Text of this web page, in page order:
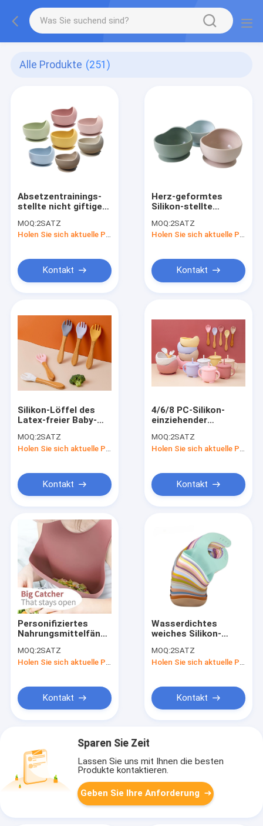
Alle Produkte (251)
Absetzentrainings-
stellte nicht giftige
Schüssel BPA frei ein
MOQ:2SATZ
Holen Sie sich aktuelle Preis
Kontakt
Herz-geformtes
Silikon-stellte
gesetzte Silikon-
Baby-Schüssel 2-4
MOQ:2SATZ
Holen Sie sich aktuelle Preis
Kontakt
Silikon-Löffel des
Latex-freier Baby-
Holzgriff
MOQ:2SATZ
Kontakt
4/6/8 PC-Silikon-
einziehender
Baby-Schüssel-und
Löffel-Satz
MOQ:2SATZ
Kontakt
Personifiziertes
Nahrungsmittelfänger-
Schellfisch-
stützbares
MOQ:2SATZ
Kontakt
Wasserdichtes
weiches Silikon-
gesetzte Silikon-
Fänger-Schellfisch-
MOQ:2SATZ
Kontakt
Sparen Sie Zeit
Lassen Sie uns mit Ihnen die besten
Produkte kontaktieren.
Geben Sie Ihre Anforderung